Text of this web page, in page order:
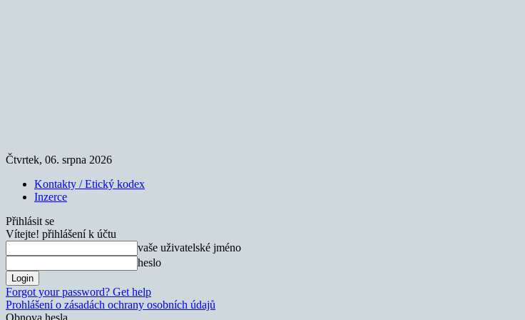
Čtvrtek, 06. srpna 2026
Kontakty / Etický kodex
Inzerce
Přihlásit se
Vítejte! přihlášení k účtu
vaše uživatelské jméno
heslo
Forgot your password? Get help
Prohlášení o zásadách ochrany osobních údajů
Obnova hesla